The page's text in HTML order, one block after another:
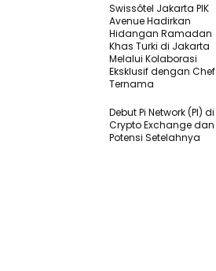
Swissôtel Jakarta PIK
Avenue Hadirkan
Hidangan Ramadan
Khas Turki di Jakarta
Melalui Kolaborasi
Eksklusif dengan Chef
Ternama
Debut Pi Network (PI) di
Crypto Exchange dan
Potensi Setelahnya